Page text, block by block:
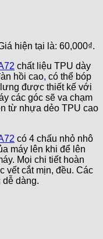
hiện tại là: 60,000₫.
chất liệu TPU dày
hồi cao, có thể bóp
được thiết kế với
các góc sẽ va chạm
từ nhựa dẻo TPU cao
có 4 chấu nhỏ nhô
máy lên khi để lên
Mọi chi tiết hoàn
vết cắt mịn, đều. Các
dàng.